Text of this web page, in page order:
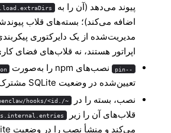
پیوند می‌دهد (آن را به
اضافه می‌کند)؛ بسته‌های قلاب
مدیریت‌شده از یک دایرکتوری
اپراتور هستند، نه قلاب‌های فضای
--pin نصب‌های npm را به‌صورت
تعیین‌شده در وضعیت SQLite مشترک ثبت می‌کند.
نصب، بسته را در
~/.openclaw/hooks/<id>
قلاب‌های آن را زیر